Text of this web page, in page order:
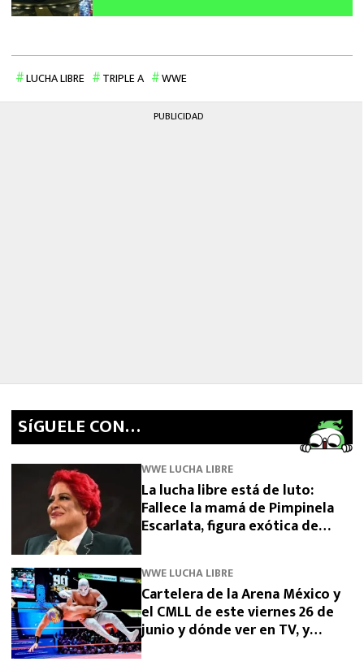
LUCHA LIBRE TRIPLE A WWE
PUBLICIDAD
SíGUELE CON…
WWE LUCHA LIBRE
La lucha libre está de luto:
Fallece la mamá de Pimpinela
Escarlata, figura exótica de
WWE LUCHA LIBRE
Cartelera de la Arena México y
el CMLL de este viernes 26 de
junio y dónde ver en TV, y